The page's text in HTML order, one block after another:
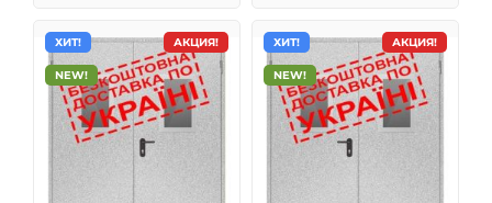
АКЦИЯ!
ХИТ!
NEW!
АКЦИЯ!
ХИТ!
NEW!